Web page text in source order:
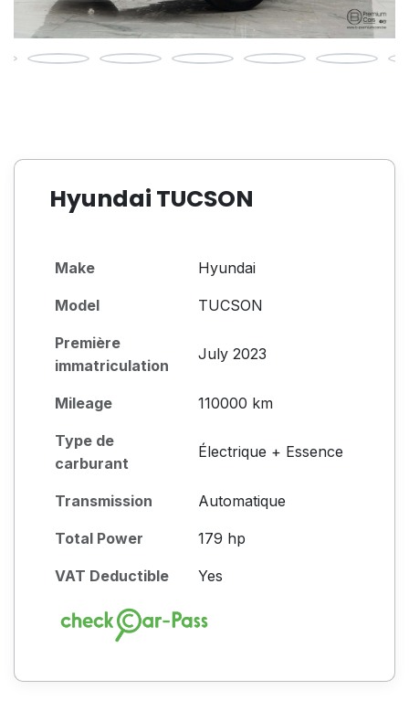
Hyundai TUCSON
Make Hyundai
Model TUCSON
Première
immatriculation
July 2023
Mileage 110000 km
Type de
carburant
Électrique + Essence
Transmission Automatique
Total Power 179 hp
VAT Deductible Yes